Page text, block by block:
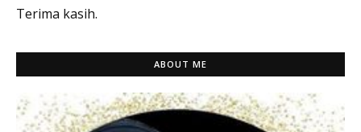
Terima kasih.
ABOUT ME